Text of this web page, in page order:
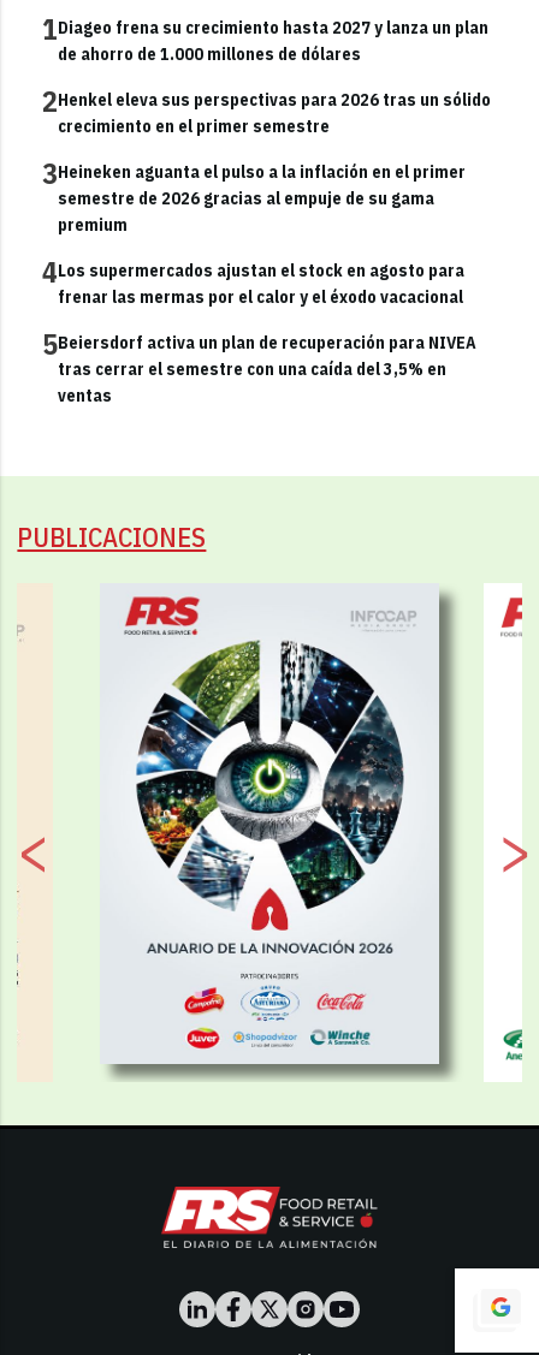
1Diageo frena su crecimiento hasta 2027 y lanza un plan
de ahorro de 1.000 millones de dólares
2Henkel eleva sus perspectivas para 2026 tras un sólido
crecimiento en el primer semestre
3Heineken aguanta el pulso a la inflación en el primer
semestre de 2026 gracias al empuje de su gama
premium
4Los supermercados ajustan el stock en agosto para
frenar las mermas por el calor y el éxodo vacacional
5Beiersdorf activa un plan de recuperación para NIVEA
tras cerrar el semestre con una caída del 3,5% en
ventas
PUBLICACIONES